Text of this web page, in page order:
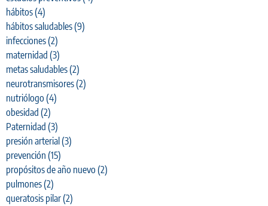
hábitos(4)
hábitos saludables(9)
infecciones(2)
maternidad (3)
metas saludables(2)
neurotransmisores(2)
nutriólogo (4)
obesidad (2)
Paternidad (3)
presión arterial (3)
prevención (15)
propósitos de año nuevo (2)
pulmones(2)
queratosis pilar(2)